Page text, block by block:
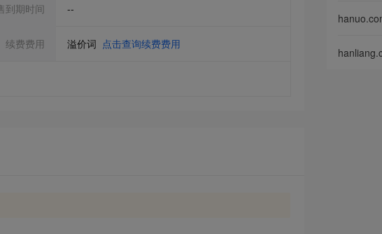
到期时间 --
续费费用 溢价词 点击查询续费费用